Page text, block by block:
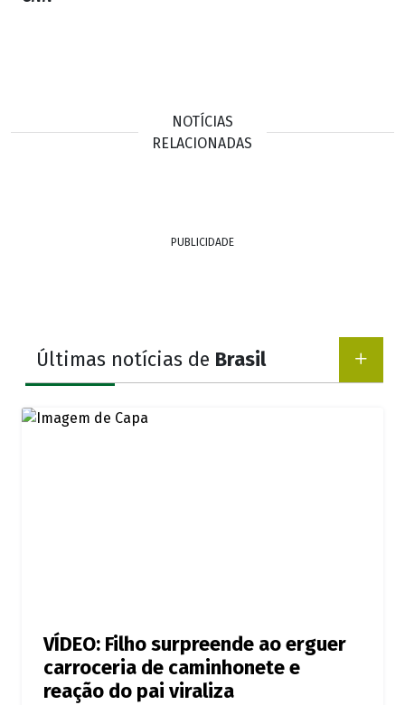
NOTÍCIAS
RELACIONADAS
PUBLICIDADE
Últimas notícias de Brasil
VÍDEO: Filho surpreende ao erguer
carroceria de caminhonete e
reação do pai viraliza